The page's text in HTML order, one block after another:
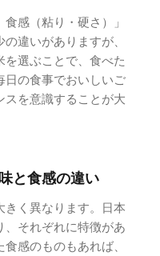
感（粘り・硬さ）」
違いがありますが、
を選ぶことで、食べた
日の食事でおいしいご
スを意識することが大
と食感の違い
きく異なります。日本
、それぞれに特徴があ
感のものもあれば、